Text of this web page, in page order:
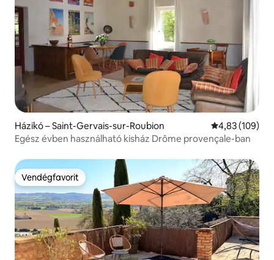
Házikó – Saint-Gervais-sur-Roubion Átlagos
4,83 (109)
Egész évben használható kisház Drôme provençale-ban
Vendégfavorit
Vendégfavorit